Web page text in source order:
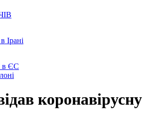
Ірані
в ЄС
коронавірусну